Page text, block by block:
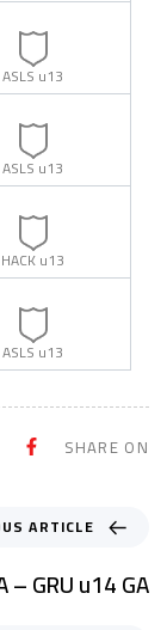
ASLS u13
ASLS u13
HACK u13
ASLS u13
SHARE ON
ARTICLE
– GRU u14 GA